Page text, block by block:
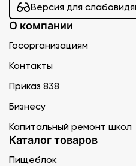
Версия для
О компании
Госорганизациям
Контакты
Приказ 838
Бизнесу
Капитальный ремонт школ
Каталог товаров
Пищеблок